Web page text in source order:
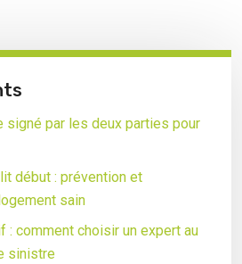
signé par les deux parties pour
début : prévention et
sain
: comment choisir un expert au
sinistre